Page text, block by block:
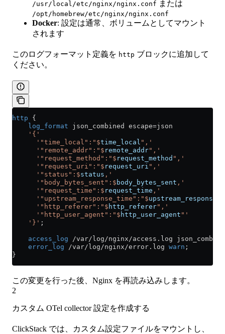
/usr/local/etc/nginx/nginx.conf または
/opt/homebrew/etc/nginx/nginx.conf
Docker: 設定は通常、ボリュームとしてマウント
されます
このログフォーマット定義を http ブロックに追加して
ください。
http {
    log_format
json_combined escape=json
    '{'
      '"time_local":"$
time_local ",'
      '"remote_addr":"$
remote_addr",'
      '"request_method":"$
request_method ",'
      '"request_uri":"$
request_uri ",'
      '"status":$
status ,'
      '"body_bytes_sent":$
body_bytes_sent ,'
      '"request_time":$
request_time ,'
      '"upstream_response_time":"$
      '"http_referer":"$
http_referer",'
      '"http_user_agent":"$
http_user_agent "'
    '}'
;
    access_log
/var/log/nginx/access.log
    error_log
/var/log/nginx/error.log warn ;
}
この変更を行った後、Nginx を再読み込みします。
2
カスタム OTel collector 設定を作成する
ClickStack では、カスタム設定ファイルをマウントし、